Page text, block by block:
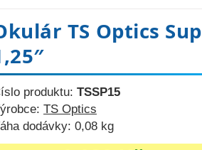
TS Optics
produktu: TSSP15
TS Optics
dodávky: 0,08 kg